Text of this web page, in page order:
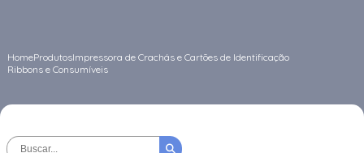
HomeProdutosImpressora de Crachás e Cartões de Identificação
Ribbons e Consumíveis